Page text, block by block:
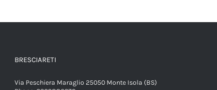
BRESCIARETI
Via Peschiera Maraglio 25050 Monte Isola (BS)